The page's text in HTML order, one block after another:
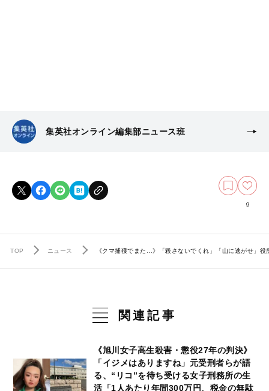
集英社オンライン編集部ニュース班
9
TOP ニュース 《クマ捕獲でまた…》「殺さないでくれ」「山に逃がせ」
関連記事
《旭川女子高生殺害・懲役27年の判決》
「イジメはありますね」元受刑者らが語
る、“リコ”を待ち受ける女子刑務所の生
活「1人あたり年間300万円、税金の無駄